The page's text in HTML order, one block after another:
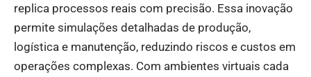
replica processos reais com precisão. Essa inovação
permite simulações detalhadas de produção,
logística e manutenção, reduzindo riscos e custos em
operações complexas. Com ambientes virtuais cada